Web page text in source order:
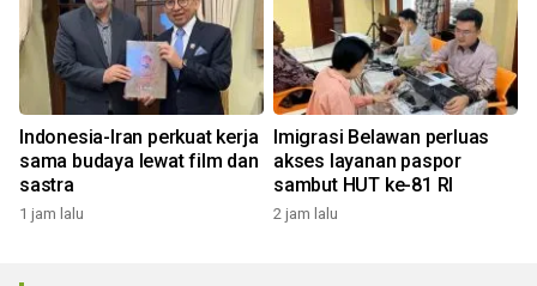
Indonesia-Iran perkuat kerja
sama budaya lewat film dan
sastra
1 jam lalu
Imigrasi Belawan perluas
akses layanan paspor
sambut HUT ke-81 RI
2 jam lalu